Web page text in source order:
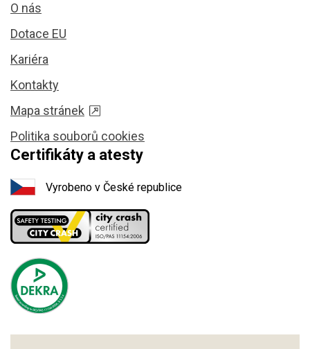
O nás
Dotace EU
Kariéra
Kontakty
Mapa stránek
Politika souborů cookies
Certifikáty a atesty
Vyrobeno v České republice